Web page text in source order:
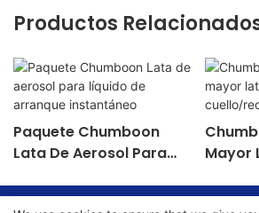
Productos
Paquete Chumboon
Lata De Aerosol Para
Instantáneo
Mayor